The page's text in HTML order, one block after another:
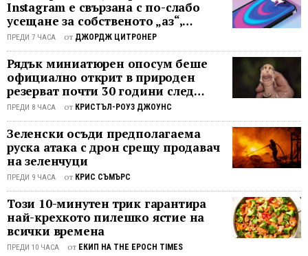
меко
сърце
и
тъкмо
бях
откъде
идва
проблемът. За тях коронавирусът е
оръжие. И те затвориха икономиката
ни. А това е най-лошото, което може
да направим: да затворим
икономиката, да затворим духа си.
За да станем сутрин, ни е нужна
мотивация: Бог, семейството ни,
работата. А те ни вземат духа вземат
и възможността да работим"- каза
американецът от испански произход
Унануе пред "Фокс нюз". “Ние сме
Instagram е свързана с по-слабо
усещане за собственото „аз“,
показва проучване
ПРЕДИ 7 ЧАСА от ДЖОРДЖ ЦИТРОНЕР
Рядък миниатюрен опосум беше
официално открит в природен
резерват почти 30 години след
последното му наблюдение
ПРЕДИ 8 ЧАСА от КРИСТЪЛ-РОУЗ ДЖОУНС
Зеленски осъди предполагаема
руска атака с дрон срещу продавач
на зеленчуци
ПРЕДИ 9 ЧАСА от КРИС СЪМЪРС
Този 10-минутен трик гарантира
най-крехкото пилешко ястие на
всички времена
ПРЕДИ 10 ЧАСА от ЕКИП НА THE EPOCH TIMES